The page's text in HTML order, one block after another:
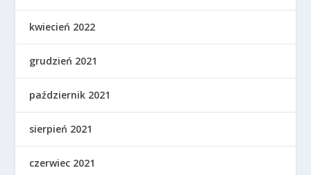
kwiecień 2022
grudzień 2021
październik 2021
sierpień 2021
czerwiec 2021